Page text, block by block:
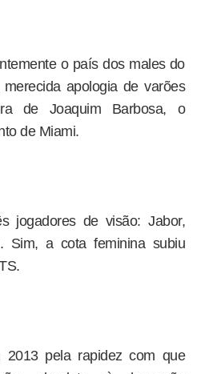
o país dos males do
apologia de varões
de Joaquim Barbosa, o
de Miami.
jogadores de visão: Jabor,
Sim, a cota feminina subiu
2013 pela rapidez com que